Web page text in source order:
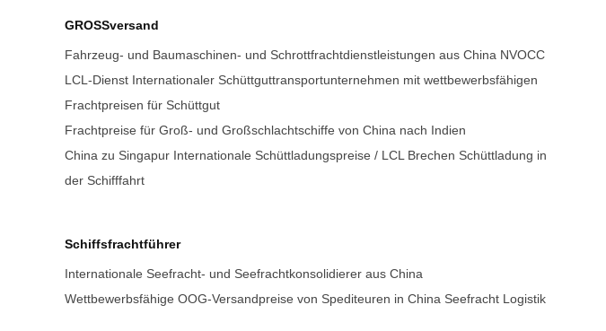
GROSSversand
Fahrzeug- und Baumaschinen- und Schrottfrachtdienstleistungen aus China NVOCC
LCL-Dienst Internationaler Schüttguttransportunternehmen mit wettbewerbsfähigen
Frachtpreisen für Schüttgut
Frachtpreise für Groß- und Großschlachtschiffe von China nach Indien
China zu Singapur Internationale Schüttladungspreise / LCL Brechen Schüttladung in
der Schifffahrt
Schiffsfrachtführer
Internationale Seefracht- und Seefrachtkonsolidierer aus China
Wettbewerbsfähige OOG-Versandpreise von Spediteuren in China Seefracht Logistik